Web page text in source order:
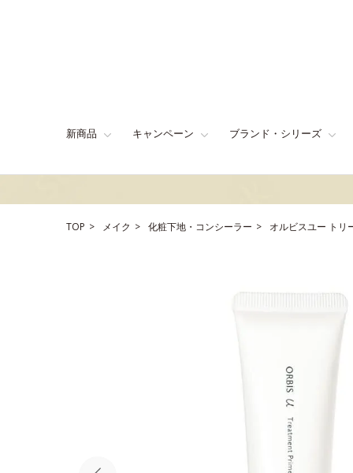
新商品 キャンペーン ブランド・シリーズ
TOP メイク 化粧下地・コンシーラー オルビスユー トリ